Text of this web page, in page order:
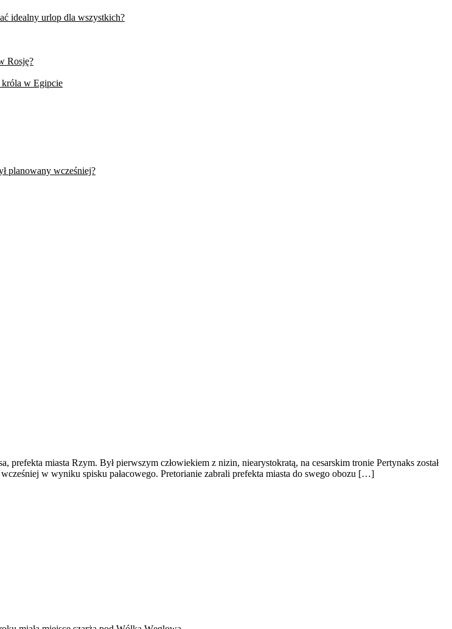
idealny urlop dla wszystkich?
Rosję?
króla w Egipcie
planowany wcześniej?
miasta Rzym. Był pierwszym człowiekiem z nizin, niearystokratą, na cesarskim tronie Pertynaks został
w wyniku spisku pałacowego. Pretorianie zabrali prefekta miasta do swego obozu […]